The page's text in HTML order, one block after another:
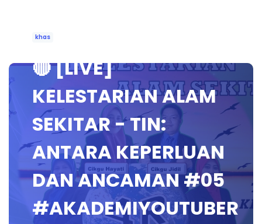
khas
🔴 [LIVE]
KELESTARIAN ALAM
SEKITAR - TIN:
ANTARA KEPERLUAN
DAN ANCAMAN #05
#AKADEMIYOUTUBER